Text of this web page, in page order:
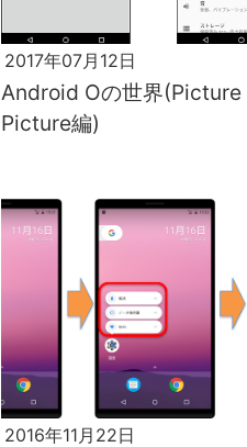
2017年07月12日
Android Oの世界(Picture
Picture編)
2016年11月22日